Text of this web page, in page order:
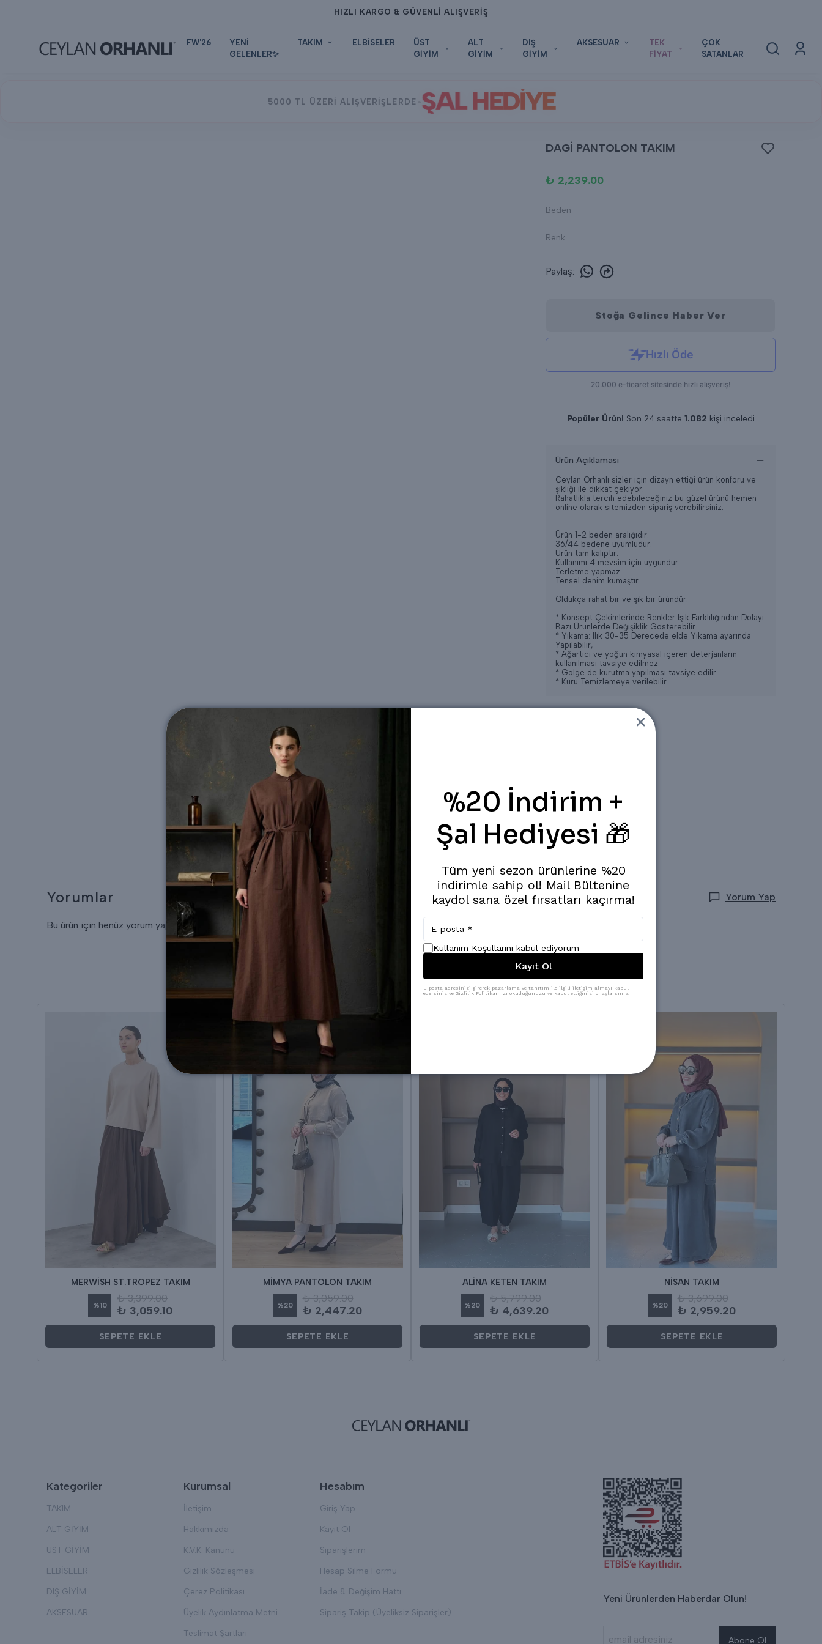
HIZLI KARGO & GÜVENLİ ALIŞVERİŞ
FW'26
YENİ
GELENLER✨
TAKIM ELBİSELER
ÜST
GİYİM
ALT
GİYİM
DIŞ
GİYİM
AKSESUAR
TEK
FİYAT
ÇOK
SATANLAR
5000 TL ÜZERİ ALIŞVERİŞLERDE ŞAL HEDİYE
DAGİ PANTOLON TAKIM
₺ 2,239.00
Beden
Renk
Paylaş:
Stoğa Gelince Haber Ver
Popüler Ürün! Son 24 saatte 1.082 kişi inceledi
Ürün Açıklaması
Ceylan Orhanlı sizler için dizayn ettiği ürün konforu ve
şıklığı ile dikkat çekiyor.
Rahatlıkla tercih edebileceğiniz bu güzel ürünü hemen
online olarak sitemizden sipariş verebilirsiniz.
Ürün 1-2 beden aralığıdır.
36/44 bedene uyumludur.
Ürün tam kalıptır.
Kullanımı 4 mevsim için uygundur.
Terletme yapmaz.
Tensel denim kumaştır
Oldukça rahat bir ve şık bir üründür.
* Konsept Çekimlerinde Renkler Işık Farklılığından Dolayı
Bazı Ürünlerde Değişiklik Gösterebilir.
* Yıkama: Ilık 30-35 Derecede elde Yıkama ayarında
Yapılabilir,
* Ağartıcı ve yoğun kimyasal içeren deterjanların
kullanılması tavsiye edilmez.
* Gölge de kurutma yapılması tavsiye edilir.
* Kuru Temizlemeye verilebilir.
Yorumlar Yorum Yap
Bu ürün için henüz yorum yapılmamış.
Benzer Ürünler
MERWİSH ST.TROPEZ TAKIM
%10
₺ 3,399.00
₺ 3,059.10
SEPETE EKLE
MİMYA PANTOLON TAKIM
%20
₺ 3,059.00
₺ 2,447.20
SEPETE EKLE
ALİNA KETEN TAKIM
%20
₺ 5,799.00
₺ 4,639.20
SEPETE EKLE
NİSAN TAKIM
%20
₺ 3,699.00
₺ 2,959.20
SEPETE EKLE
Kategoriler
TAKIM
ALT GİYİM
ÜST GİYİM
ELBİSELER
DIŞ GİYİM
AKSESUAR
Kurumsal
İletişim
Hakkımızda
K.V.K. Kanunu
Gizlilik Sözleşmesi
Çerez Politikası
Üyelik Aydınlatma Metni
Teslimat Şartları
Hesabım
Giriş Yap
Kayıt Ol
Siparişlerim
Hesap Silme Formu
İade & Değişim Hattı
Sipariş Takip (Üyeliksiz Siparişler)
Yeni Ürünlerden Haberdar Olun!
Abone Ol
%20 İndirim +
Şal Hediyesi 🎁
Tüm yeni sezon ürünlerine %20
indirimle sahip ol! Mail Bültenine
kaydol sana özel fırsatları kaçırma!
Kullanım Koşullarını kabul ediyorum
Kayıt Ol
E-posta adresinizi girerek pazarlama ve tanıtım ile ilgili iletişim almayı kabul
edersiniz ve Gizlilik Politikamızı okuduğunuzu ve kabul ettiğinizi onaylarsınız.